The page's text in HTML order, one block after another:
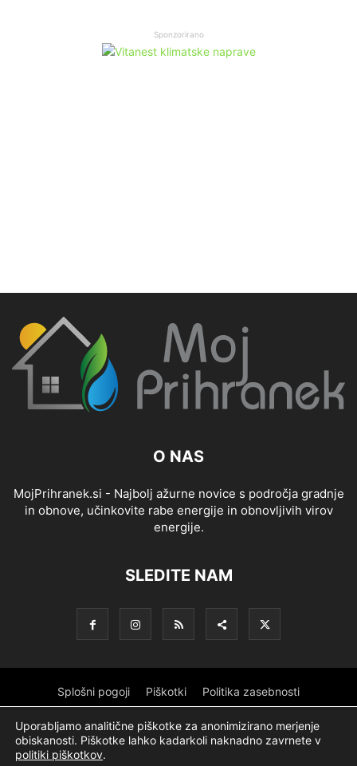
Sponzorirano
O NAS
MojPrihranek.si - Najbolj ažurne novice s področja gradnje
in obnove, učinkovite rabe energije in obnovljivih virov
energije.
SLEDITE NAM
Splošni pogoji Piškotki Politika zasebnosti
Oglaševanje Partnerji Sofinanciranje Logotip
O podjetju
Uporabljamo analitične piškotke za anonimizirano merjenje
obiskanosti. Piškotke lahko kadarkoli naknadno zavrnete v
politiki piškotkov.